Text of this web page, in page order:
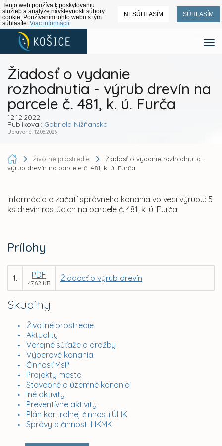
Tento web používa k poskytovaniu
služieb a analýze návštevnosti súbory
cookie. Používaním tohto webu s tým
súhlasíte. Viac informácií
NESÚHLASÍM SÚHLASÍM
Žiadosť o vydanie
rozhodnutia - výrub drevín na
parcele č. 481, k. ú. Furča
12.12.2022
Publikoval: Gabriela Nižňanská
Upravené: 12.06.2026
Skupiny
Životné prostredie
Aktuality
Verejné súťaže a dražby
Výberové konania
Činnosť MsP
Projekty mesta
Stavebné a územné konania
Iné aktivity
Preventívne aktivity
Plán kontrolnej činnosti ÚHK
Správy o činnosti HKMK
Životné prostredie
Žiadosť o vydanie rozhodnutia -
výrub drevín na parcele č. 481, k. ú. Furča
Informácia o začatí správneho konania vo veci výrubu: 5
ks drevín rastúcich na parcele č. 481, k. ú. Furča
Prílohy
1. PDF
47,62 KB
Žiadosť o výrub drevín